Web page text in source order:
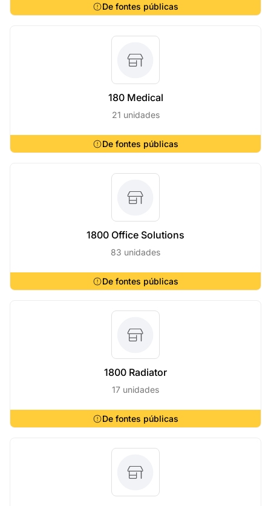
De fontes públicas
180 Medical
21 unidades
De fontes públicas
1800 Office Solutions
83 unidades
De fontes públicas
1800 Radiator
17 unidades
De fontes públicas